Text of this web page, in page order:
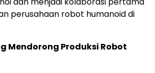
perusahaan robot humanoid di
Mendorong Produksi Robot